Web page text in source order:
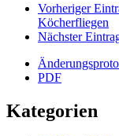
Vorheriger
Köcherfliegen
Nächster
PDF
Kategorien